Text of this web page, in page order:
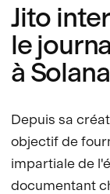
Jito
le
à Solana
Depuis sa
objectif de
impartiale de
documentant